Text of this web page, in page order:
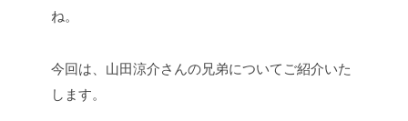
ね。
今回は、山田涼介さんの兄弟についてご紹介いた
します。